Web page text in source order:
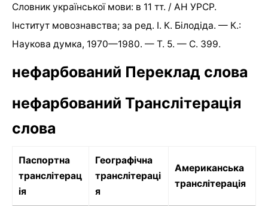
Словник української мови: в 11 тт. / АН УРСР.
Інститут мовознавства; за ред. І. К. Білодіда. — К.:
Наукова думка, 1970—1980. — Т. 5. — С. 399.
нефарбований Переклад слова
нефарбований Транслітерація
слова
Паспортна
транслітерац
ія
Географічна
транслітераці
я
Американська
транслітерація